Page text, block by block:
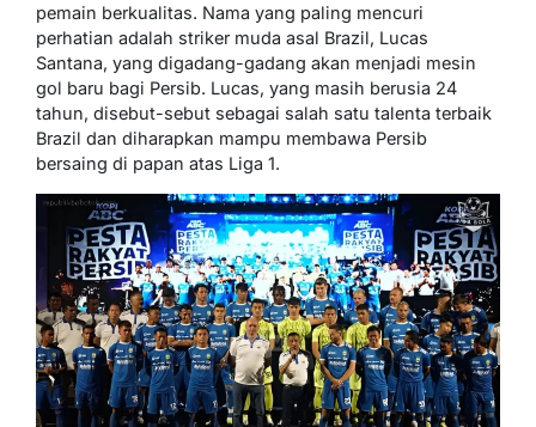
pemain berkualitas. Nama yang paling mencuri
perhatian adalah striker muda asal Brazil, Lucas
Santana, yang digadang-gadang akan menjadi mesin
gol baru bagi Persib. Lucas, yang masih berusia 24
tahun, disebut-sebut sebagai salah satu talenta terbaik
Brazil dan diharapkan mampu membawa Persib
bersaing di papan atas Liga 1.